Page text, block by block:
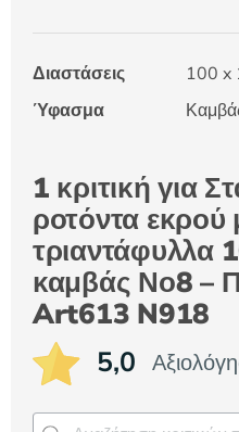
Διαστάσεις
100 x
Ύφασμα
1 κριτική για
ροτόντα εκρού
τριαντάφυλλα
καμβάς Νο8 –
Art613 N918
5,0